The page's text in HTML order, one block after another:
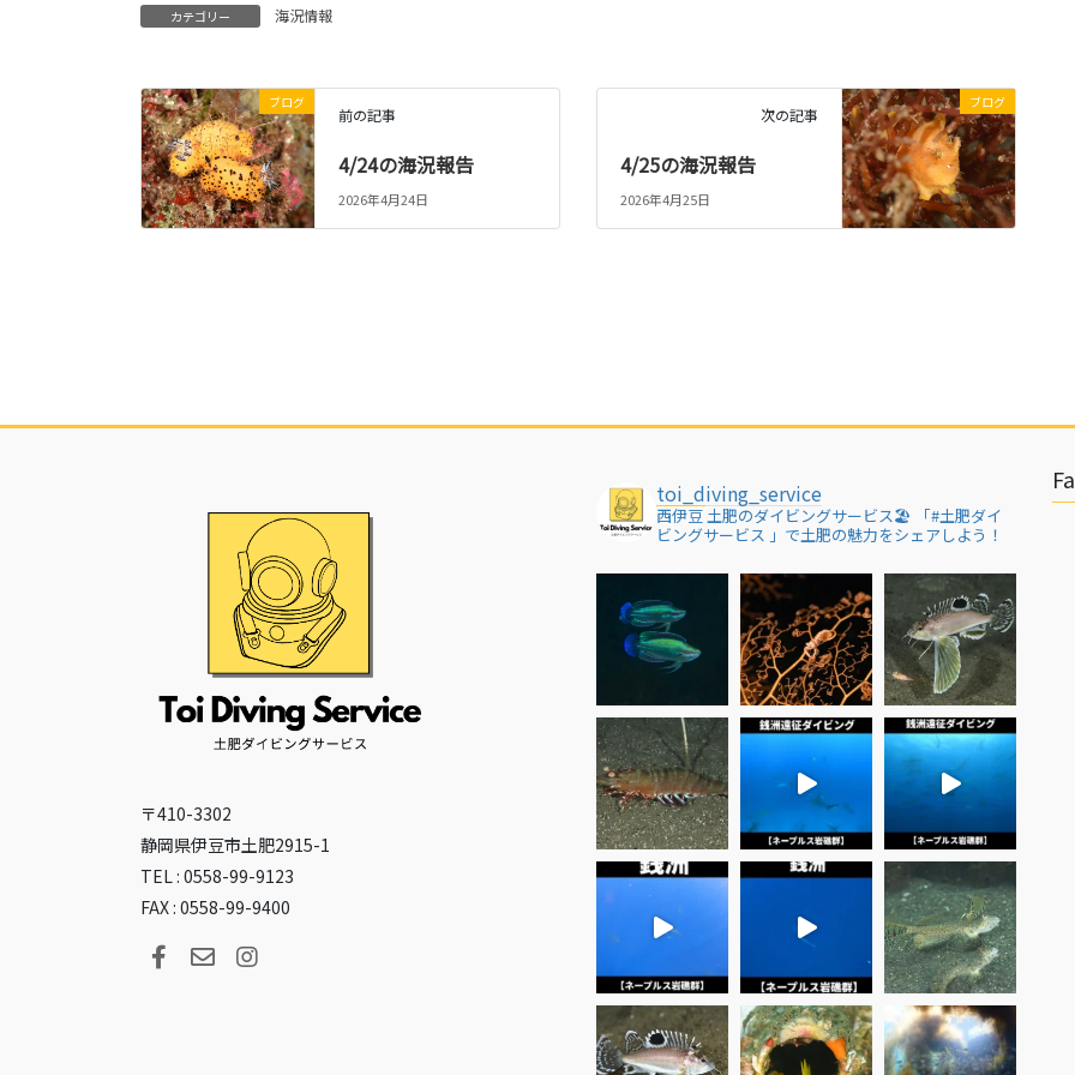
カテゴリー 海況情報
ブログ
前の記事
4/24の海況報告
2026年4月24日
ブログ
次の記事
4/25の海況報告
2026年4月25日
〒410-3302
静岡県伊豆市土肥2915-1
TEL : 0558-99-9123
FAX : 0558-99-9400
toi_diving_service
西伊豆 土肥のダイビングサービス🏖
「#土肥ダイ
ビングサービス 」で土肥の魅力をシェアしよう！